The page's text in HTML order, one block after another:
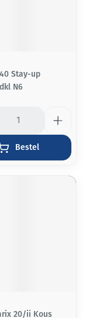
Stay-up
N6
Bestel
20/ii Kous